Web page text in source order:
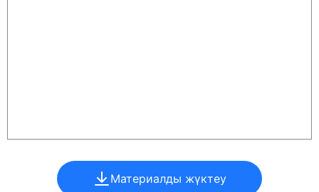
Материалды жүктеу